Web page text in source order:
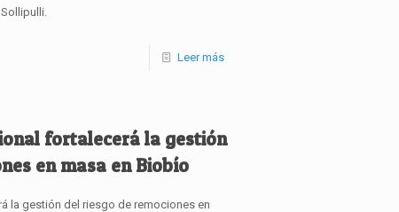
Leer más
fortalecerá la gestión
en masa en Biobío
la gestión del riesgo de remociones en